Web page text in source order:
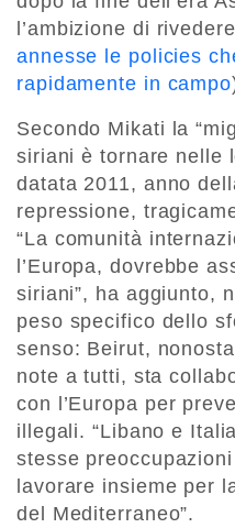
l’ambizione di
annesse le policies
rapidamente in campo
Secondo Mikati la
siriani è tornare nelle
datata 2011, anno
repressione,
“La comunità
l’Europa, dovrebbe
siriani”, ha aggiunto,
peso specifico dello
senso: Beirut,
note a tutti, sta
con l’Europa per
illegali. “Libano e
stesse
lavorare insieme per
del Mediterraneo”.